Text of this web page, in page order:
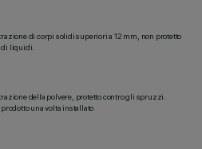
di corpi solidi superiori a 12 mm, non protetto
di liquidi.
della polvere, protetto contro gli spruzzi.
una volta installato